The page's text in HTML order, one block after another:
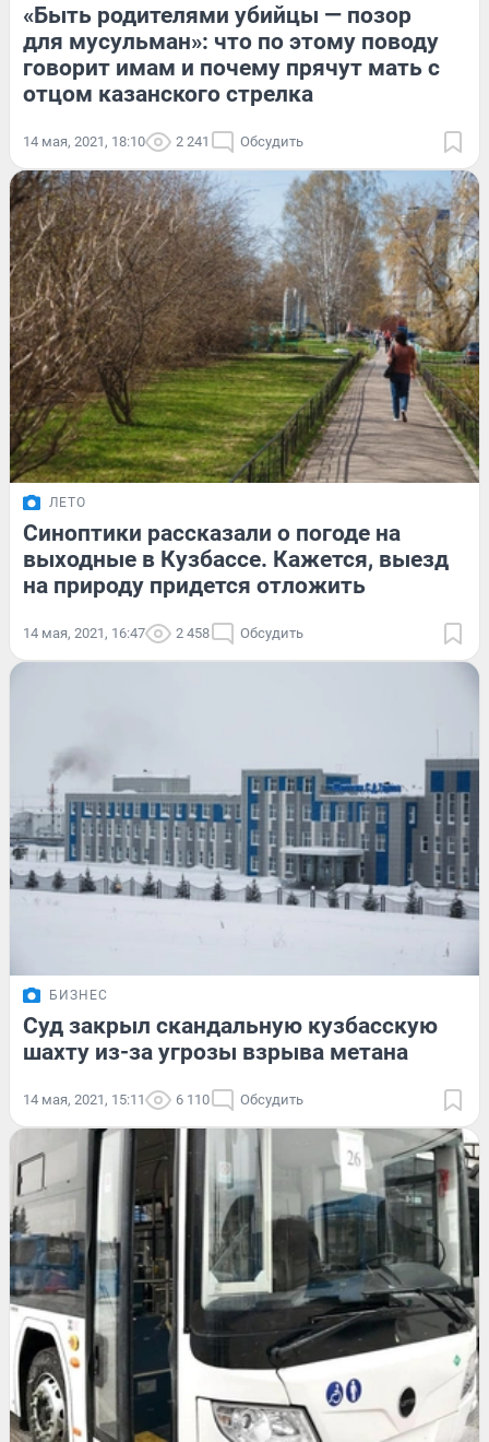
«Быть родителями убийцы — позор
для мусульман»: что по этому поводу
говорит имам и почему прячут мать с
отцом казанского стрелка
14 мая, 2021, 18:10 2 241 Обсудить
ЛЕТО
Синоптики рассказали о погоде на
выходные в Кузбассе. Кажется, выезд
на природу придется отложить
14 мая, 2021, 16:47 2 458 Обсудить
БИЗНЕС
Суд закрыл скандальную кузбасскую
шахту из-за угрозы взрыва метана
14 мая, 2021, 15:11 6 110 Обсудить